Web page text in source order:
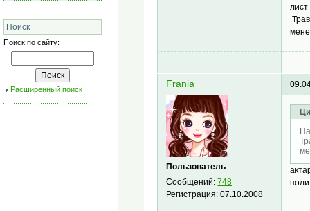
Поиск
Поиск по сайту:
Расширенный поиск Frania
Пользователь
Сообщений:748
Регистрация:07.10.2008